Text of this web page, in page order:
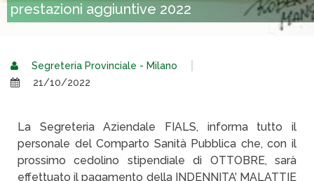
prestazioni aggiuntive 2022
Segreteria Provinciale - Milano
21/10/2022
La Segreteria Aziendale FIALS, informa tutto il
personale del Comparto Sanità Pubblica che, con il
prossimo cedolino stipendiale di OTTOBRE, sarà
effettuato il pagamento della INDENNITA’ MALATTIE